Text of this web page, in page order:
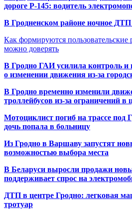
дороге Р-145: водитель
В Гродненском районе ночное
Как формируются пользовательские
можно доверять
В Гродно ГАИ усилила контроль и
о изменении движения из-за
В Гродно временно изменили
троллейбусов из-за ограничений в
Мотоциклист погиб на трассе под
дочь попала в больницу
Из Гродно в Варшаву запустят
возможностью выбора места
В Беларуси выросли продажи
поддерживает спрос на
ДТП в центре Гродно: легковая
тротуар